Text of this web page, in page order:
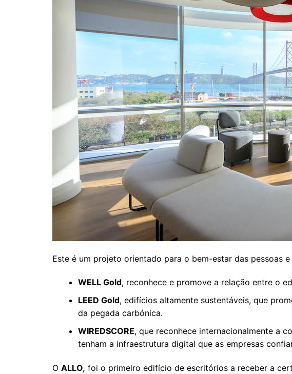
Este é um projeto orientado para o bem-estar das pessoas
WELL Gold, reconhece e promove a relação entre o
LEED Gold, edifícios altamente sustentáveis, que
da pegada carbónica.
WIREDSCORE, que reconhece internacionalmente a
tenham a infraestrutura digital que as empresas
O ALLO, foi o primeiro edifício de escritórios a receber a